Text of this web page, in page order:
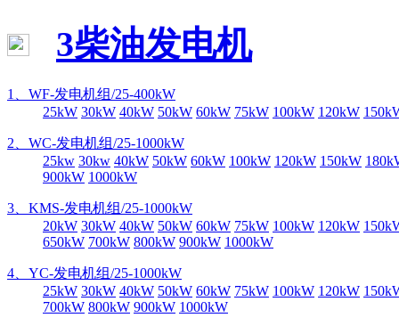
3柴油发电机
1、WF-发电机组/25-400kW
25kW 30kW 40kW 50kW 60kW 75kW 100kW 120kW
2、WC-发电机组/25-1000kW
25kw 30kw 40kW 50kW 60kW 100kW 120kW 150kW
900kW 1000kW
3、KMS-发电机组/25-1000kW
20kW 30kW 40kW 50kW 60kW 75kW 100kW 120kW
650kW 700kW 800kW 900kW 1000kW
4、YC-发电机组/25-1000kW
25kW 30kW 40kW 50kW 60kW 75kW 100kW 120kW
700kW 800kW 900kW 1000kW